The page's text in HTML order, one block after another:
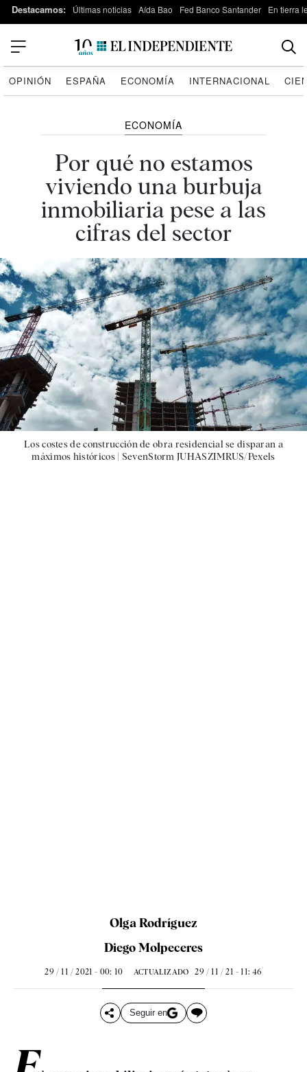
Destacamos: Últimas noticias Aída Bao Fed Banco Santander En tierra
OPINIÓN ESPAÑA ECONOMÍA INTERNACIONAL
ECONOMÍA
Por qué no estamos
viviendo una burbuja
inmobiliaria pese a las
cifras del sector
Los costes de construcción de obra residencial se disparan a
máximos históricos | SevenStorm JUHASZIMRUS/Pexels
Olga Rodríguez
Diego Molpeceres
29 / 11 / 2021 - 00: 10 ACTUALIZADO 29 / 11 / 21 - 11: 46
Seguir en